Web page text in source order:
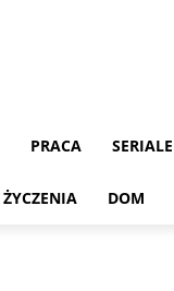
PRACA SERIALE
ŻYCZENIA DOM